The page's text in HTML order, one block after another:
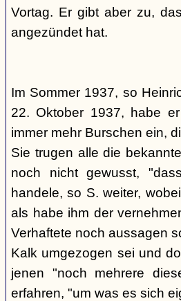
Vortag. Er gibt aber zu,
angezündet hat.
Im Sommer 1937, so
22. Oktober 1937, habe
immer mehr Burschen ein,
Sie trugen alle die
noch nicht gewusst,
handele, so S. weiter,
als habe ihm der
Verhaftete noch aussagen
Kalk umgezogen sei und
jenen "noch mehrere
erfahren, "um was es sich